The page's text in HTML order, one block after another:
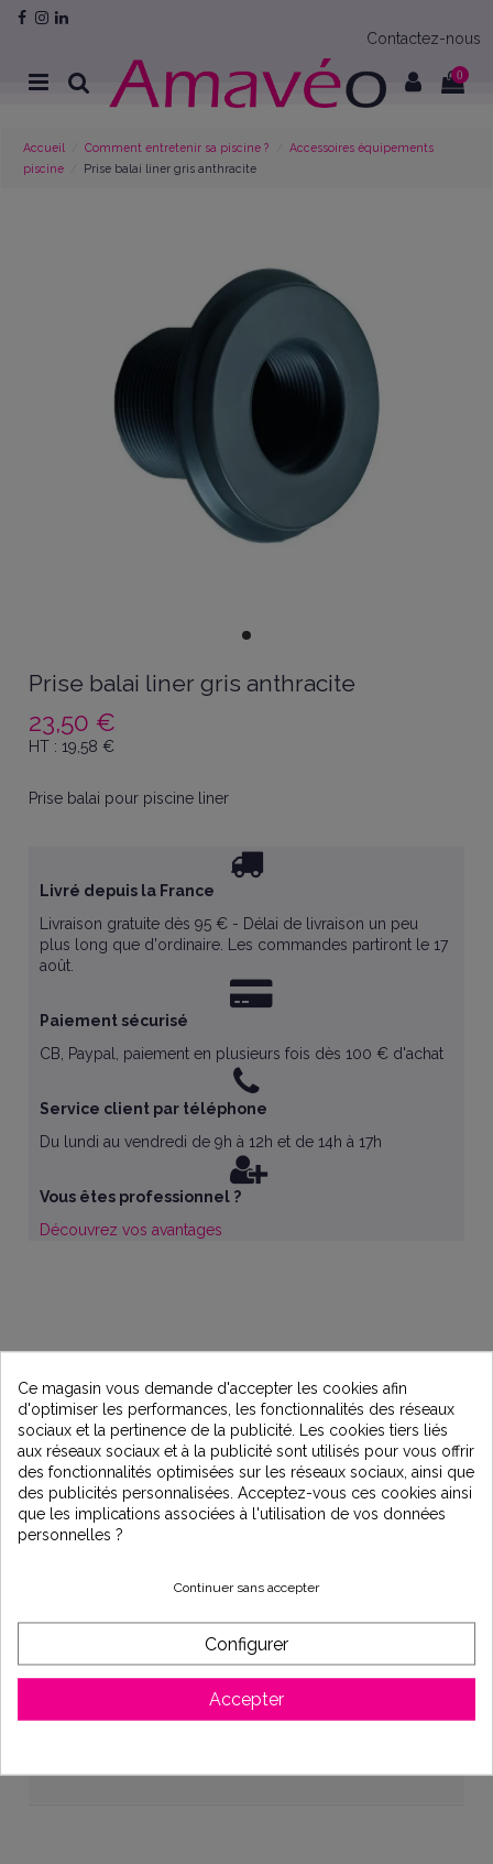
Contactez-nous
0
Accueil Comment entretenir sa piscine ?
Accessoires équipements
piscine
Prise balai liner gris anthracite
Prise balai liner gris anthracite
23,50 €
HT : 19,58€
Prise balai pour piscine liner
Livré depuis la France
Livraison gratuite dès 95 € - Délai de livraison un peu
plus long que d'ordinaire. Les commandes partiront le 17
août.
Paiement sécurisé
CB, Paypal, paiement en plusieurs fois dès 100 € d'achat
Service client par téléphone
Du lundi au vendredi de 9h à 12h et de 14h à 17h
Vous êtes professionnel ?
Découvrez vos avantages
ref 3331 gris anthracite
Ce magasin vous demande d'accepter les cookies afin
d'optimiser les performances, les fonctionnalités des réseaux
sociaux et la pertinence de la publicité. Les cookies tiers liés
aux réseaux sociaux et à la publicité sont utilisés pour vous offrir
des fonctionnalités optimisées sur les réseaux sociaux, ainsi que
des publicités personnalisées. Acceptez-vous ces cookies ainsi
que les implications associées à l'utilisation de vos données
personnelles ?
Continuer sans accepter
Configurer
Accepter